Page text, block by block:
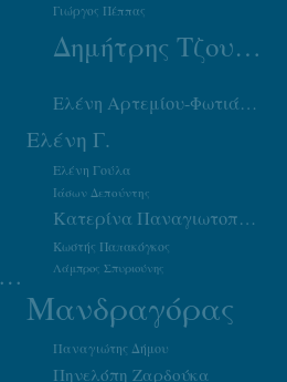
Γιώργος Πέππας
Δημήτρης Τζουμάκας
Ελένη Αρτεμίου-Φωτιάδου
Ελένη Γ.
Ελένη Γούλα
Ιάσων Δεπούντης
Κατερίνα Παναγιωτοπούλου
Κωστής Παπακόγκος
Κώστας Κρεμμύδας Λάμπρος Σπυριούνης
Μανδραγόρας
Παναγιώτης Δήμου
Πηνελόπη Ζαρδούκα